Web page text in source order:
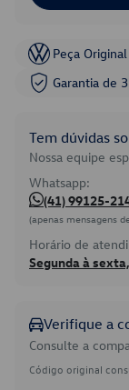
Peça
Garantia de
Tem dúvidas
Nossa equipe
Whatsapp:
(41) 99125-
(apenas mensagens
Horário de
Segunda à
Verifique a
Consulte a
Código original